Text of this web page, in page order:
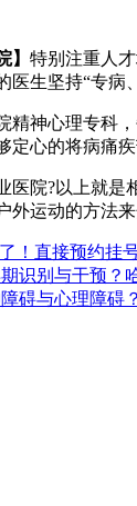
】 特别注重人
医生坚持“专
心理专科，
定心的将病痛
?以上就是相
外运动的方法
！直接预约挂
识别与干预？
碍与心理障碍